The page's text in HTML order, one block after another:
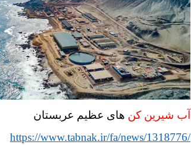
آب شیرین کن های عظیم عربستان
https://www.tabnak.ir/fa/news/1318776/